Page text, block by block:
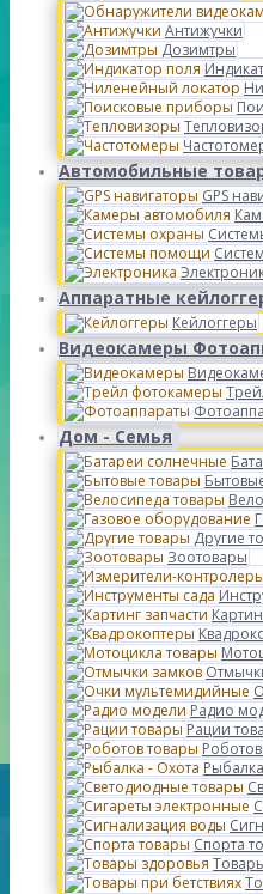
Антижучки
Дозимтры
Автомобильные
GPS
Аппаратные
Кейлоггеры
Видеокамеры
Дом - Семья
Другие
Зоотовары
Радио
Рации
Спорта